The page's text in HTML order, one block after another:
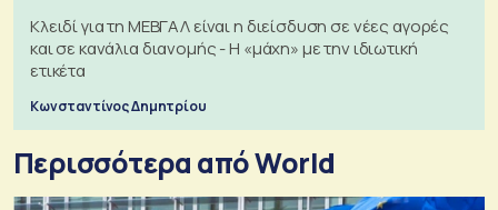
Κλειδί για τη ΜΕΒΓΑΛ είναι η διείσδυση σε νέες αγορές
και σε κανάλια διανομής - Η «μάχη» με την ιδιωτική
ετικέτα
Κωνσταντίνος Δημητρίου
Περισσότερα από World